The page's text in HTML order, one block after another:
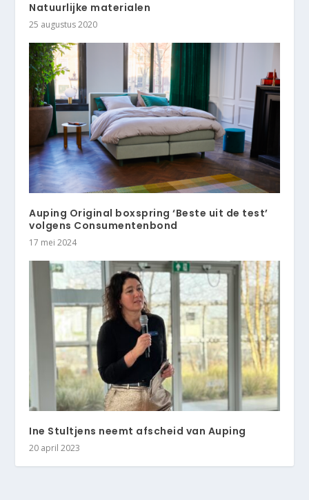
Natuurlijke materialen
25 augustus 2020
Auping Original boxspring ‘Beste uit de test’
volgens Consumentenbond
17 mei 2024
Ine Stultjens neemt afscheid van Auping
20 april 2023